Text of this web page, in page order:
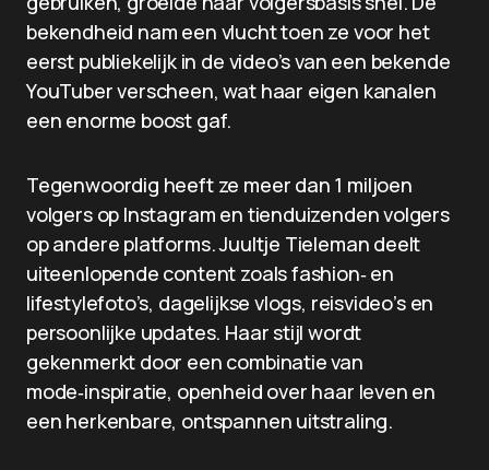
bekendheid nam een vlucht toen ze voor het
eerst publiekelijk in de video’s van een bekende
YouTuber verscheen, wat haar eigen kanalen
een enorme boost gaf.
Tegenwoordig heeft ze meer dan 1 miljoen
volgers op Instagram en tienduizenden volgers
op andere platforms. Juultje Tieleman deelt
uiteenlopende content zoals fashion‑ en
lifestylefoto’s, dagelijkse vlogs, reisvideo’s en
persoonlijke updates. Haar stijl wordt
gekenmerkt door een combinatie van
mode‑inspiratie, openheid over haar leven en
een herkenbare, ontspannen uitstraling.